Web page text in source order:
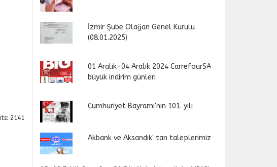
2141
İzmir Şube Olağan Genel Kurulu
(08.01.2025)
01 Aralık-04 Aralık 2024 CarrefourSA
büyük indirim günleri
Cumhuriyet Bayramı'nın 101. yılı
Akbank ve Aksandık' tan taleplerimiz